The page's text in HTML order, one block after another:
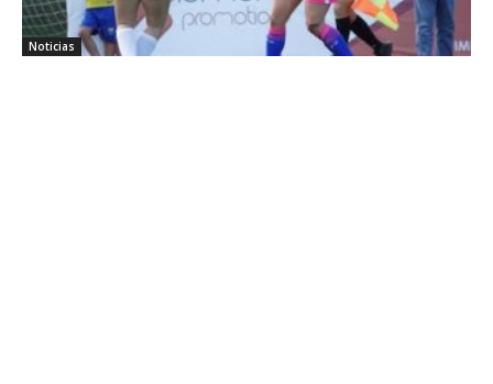
Noticias